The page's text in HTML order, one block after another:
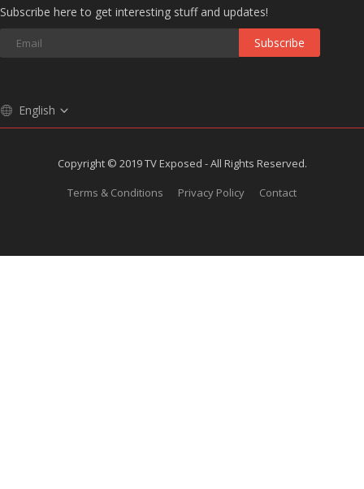
Subscribe here to get interesting stuff and updates!
Subscribe
English
Copyright © 2019 TV Exposed - All Rights Reserved.
Terms & Conditions
Privacy Policy Contact